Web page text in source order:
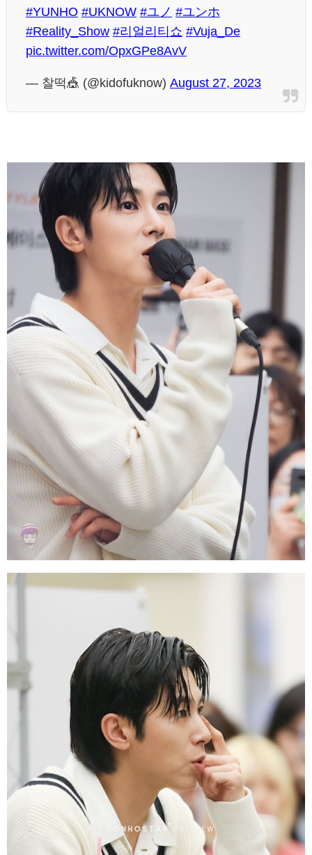
#YUNHO #UKNOW #ユノ #ユンホ
#Reality_Show #리얼리티쇼 #Vuja_De
pic.twitter.com/OpxGPe8AvV
— 찰떡🎪 (@kidofuknow) August 27, 2023